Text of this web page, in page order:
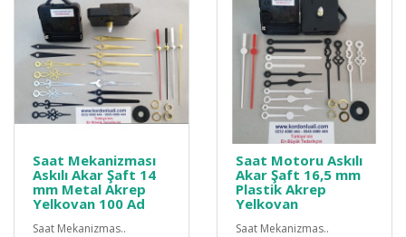
Saat Mekanizması
Askılı Akar Şaft 14
mm Metal Akrep
Yelkovan 100 Ad
Saat Mekanizmas..
Saat Motoru Askılı
Akar Şaft 16,5 mm
Plastik Akrep
Yelkovan
Saat Mekanizmas..